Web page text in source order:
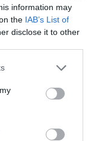
information may
the IAB’s List of
disclose it to other
or more Google
You may click to
party tags to
in below Google